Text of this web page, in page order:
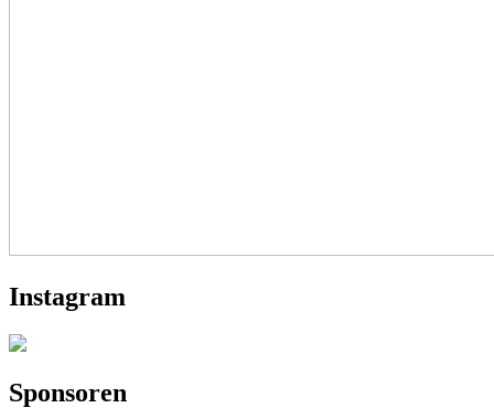
Instagram
Sponsoren